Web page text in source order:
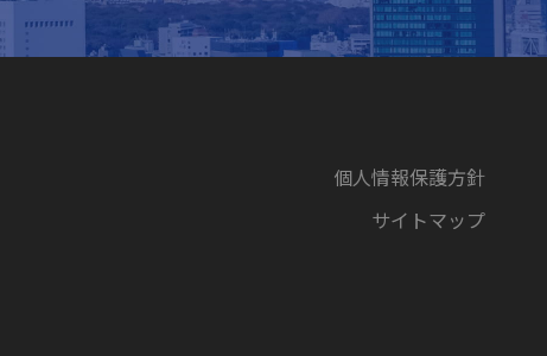
個人情報保護方針
サイトマップ